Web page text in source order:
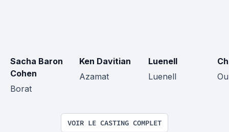
Sacha Baron
Cohen
Borat
Ken Davitian
Azamat
Luenell
Luenell
VOIR LE CASTING COMPLET